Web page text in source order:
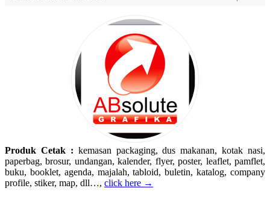
Produk Cetak : kemasan packaging, dus makanan, kotak nasi,
paperbag, brosur, undangan, kalender, flyer, poster, leaflet, pamflet,
buku, booklet, agenda, majalah, tabloid, buletin, katalog, company
profile, stiker, map, dll…, click here →